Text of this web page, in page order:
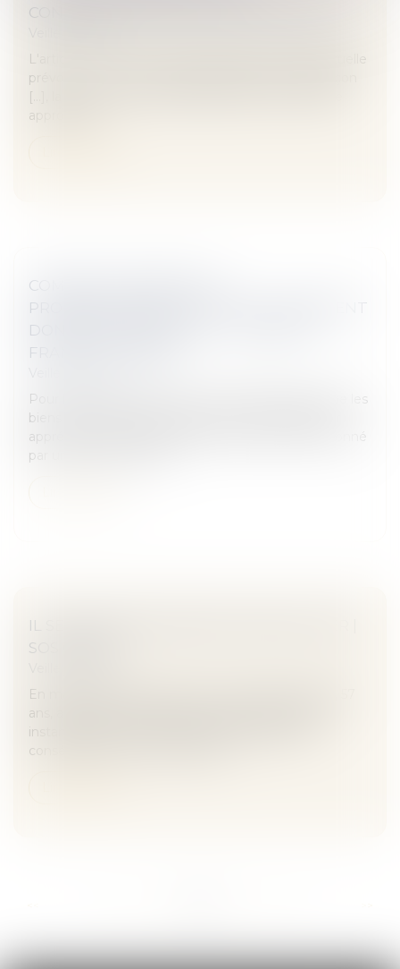
CONDAMNATION POUR CONTREFAÇON
L'article L. 715-7-1 du code de la propriété intellectuelle
prévoit : " En cas de condamnation pour contrefaçon
[...], la juridiction peut aussi ordonner toute mesure
appropriée...
COMMENT APPRÉCIER LA
PROPORTIONNALITÉ DU CAUTIONNEMENT
DONNÉ PAR UN ÉPOUX ? - ÉDITIONS
FRANCIS LEFEBVRE
Pour la première fois, la Cour de cassation juge que les
biens communs doivent être pris en compte pour
apprécier la proportionnalité du cautionnement donné
par un époux commun...
IL SE BLESSE EN MONTANT DANS UN TER |
SOS CONSO
En mars 2015, M. Dupont (nom inventé), infirmier, 57
ans, assigne la SNCF devant le tribunal de grande
instance de Lille, afin d’être dédommagé des
conséquences d’un accident qu...